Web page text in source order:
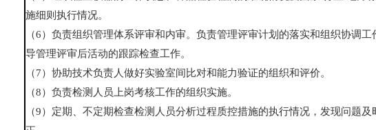
施细则执行情况。
（6）负责组织管理体系评审和内审。负责管理评审计划的落实和组织协调工
导管理评审后活动的跟踪检查工作。
（7）协助技术负责人做好实验室间比对和能力验证的组织和评价。
（8）负责检测人员上岗考核工作的组织实施。
（9）定期、不定期检查检测人员分析过程质控措施的执行情况，发现问题及